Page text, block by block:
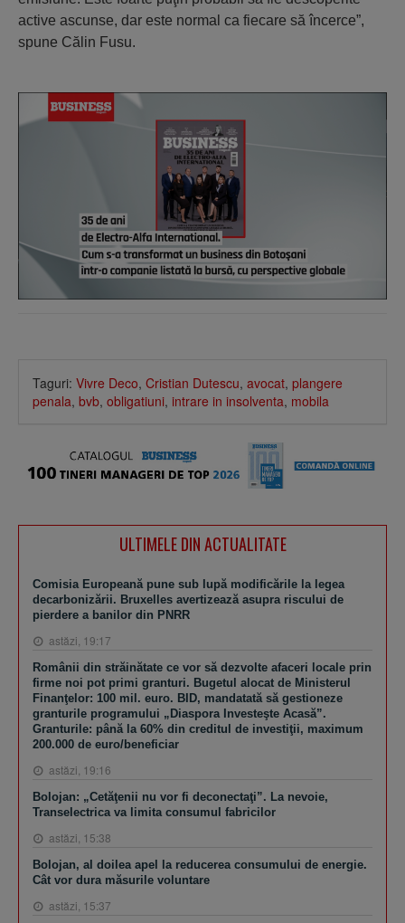
active ascunse, dar este normal ca fiecare să încerce”,
spune Călin Fusu.
Taguri: Vivre Deco, Cristian Dutescu, avocat, plangere
penala, bvb, obligatiuni, intrare in insolventa, mobila
ULTIMELE DIN ACTUALITATE
Comisia Europeană pune sub lupă modificările la legea
decarbonizării. Bruxelles avertizează asupra riscului de
pierdere a banilor din PNRR
astăzi, 19:17
Românii din străinătate ce vor să dezvolte afaceri locale prin
firme noi pot primi granturi. Bugetul alocat de Ministerul
Finanţelor: 100 mil. euro. BID, mandatată să gestioneze
granturile programului „Diaspora Investeşte Acasă”.
Granturile: până la 60% din creditul de investiţii, maximum
200.000 de euro/beneficiar
astăzi, 19:16
Bolojan: „Cetăţenii nu vor fi deconectaţi”. La nevoie,
Transelectrica va limita consumul fabricilor
astăzi, 15:38
Bolojan, al doilea apel la reducerea consumului de energie.
Cât vor dura măsurile voluntare
astăzi, 15:37